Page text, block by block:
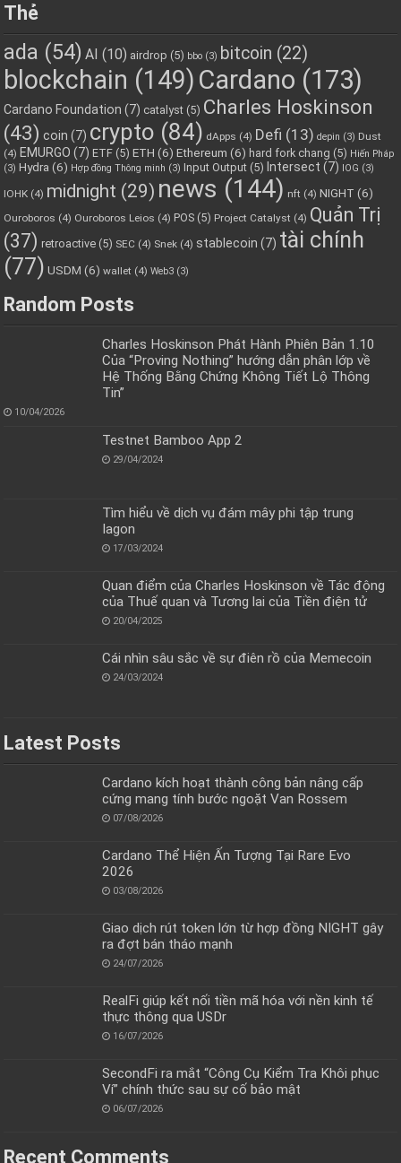
Thẻ
ada (54) AI (10) airdrop (5) bbo (3) bitcoin (22)
blockchain (149) Cardano (173)
Cardano Foundation (7) catalyst (5) Charles Hoskinson
(43) coin (7) crypto (84) dApps (4) Defi (13) depin (3) Dust
(4) EMURGO (7) ETF (5) ETH (6) Ethereum (6) hard fork chang (5) Hiến Pháp
(3) Hydra (6) Hợp đồng Thông minh (3) Input Output (5) Intersect (7) IOG (3)
IOHK (4) midnight (29) news (144) nft (4) NIGHT (6)
Ouroboros (4) Ouroboros Leios (4) POS (5) Project Catalyst (4) Quản Trị
(37) retroactive (5) SEC (4) Snek (4) stablecoin (7) tài chính
(77) USDM (6) wallet (4) Web3 (3)
Random Posts
Charles Hoskinson Phát Hành Phiên Bản 1.10
Của “Proving Nothing” hướng dẫn phân lớp về
Hệ Thống Bằng Chứng Không Tiết Lộ Thông
Tin”
10/04/2026
Testnet Bamboo App 2
29/04/2024
Tìm hiểu về dịch vụ đám mây phi tập trung
Iagon
17/03/2024
Quan điểm của Charles Hoskinson về Tác động
của Thuế quan và Tương lai của Tiền điện tử
20/04/2025
Cái nhìn sâu sắc về sự điên rồ của Memecoin
24/03/2024
Latest Posts
Cardano kích hoạt thành công bản nâng cấp
cứng mang tính bước ngoặt Van Rossem
07/08/2026
Cardano Thể Hiện Ấn Tượng Tại Rare Evo
2026
03/08/2026
Giao dịch rút token lớn từ hợp đồng NIGHT gây
ra đợt bán tháo mạnh
24/07/2026
RealFi giúp kết nối tiền mã hóa với nền kinh tế
thực thông qua USDr
16/07/2026
SecondFi ra mắt “Công Cụ Kiểm Tra Khôi phục
Ví” chính thức sau sự cố bảo mật
06/07/2026
Recent Comments